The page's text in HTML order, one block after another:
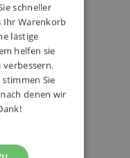
im Blick.
Karten nicht.
schneller
Ihr Warenkorb
lästige
helfen sie
verbessern.
Sie
denen wir